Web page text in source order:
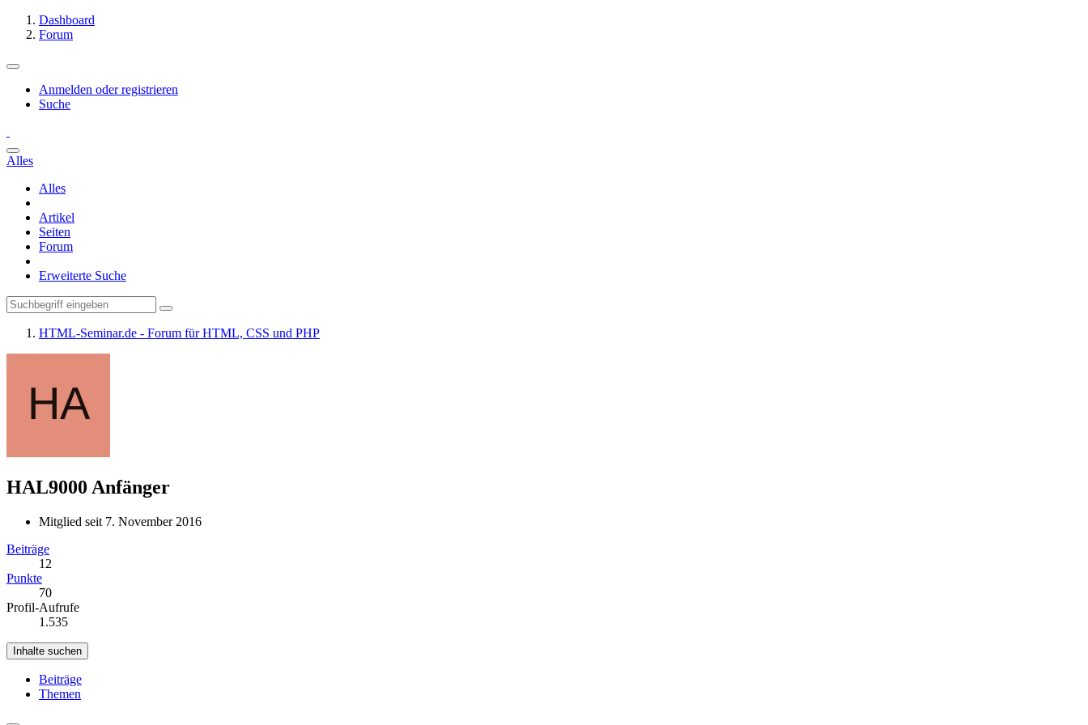
Dashboard
Forum
Anmelden oder registrieren
Suche
Alles
Alles
Artikel
Seiten
Forum
Erweiterte Suche
HTML-Seminar.de - Forum für HTML, CSS und PHP
HAL9000 Anfänger
Mitglied seit 7. November 2016
Beiträge
12
Punkte
70
Profil-Aufrufe
1.535
Inhalte suchen
Beiträge
Themen